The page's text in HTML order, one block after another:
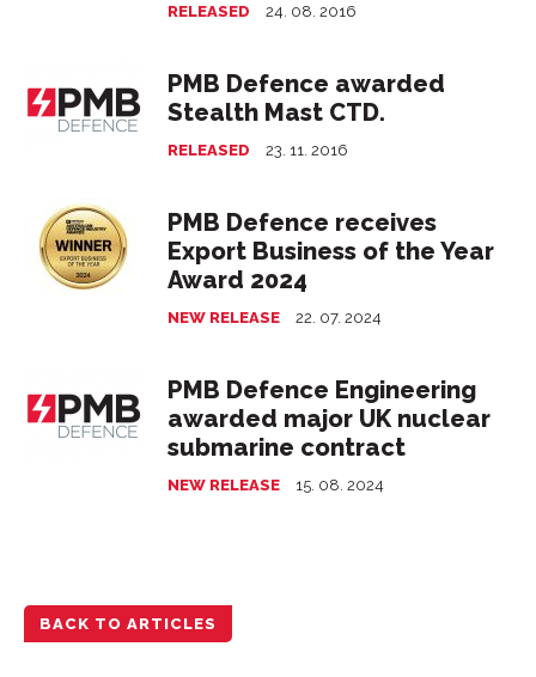
RELEASED 24. 08. 2016
PMB Defence awarded
Stealth Mast CTD.
RELEASED 23. 11. 2016
PMB Defence receives
Export Business of the Year
Award 2024
NEW RELEASE 22. 07. 2024
PMB Defence Engineering
awarded major UK nuclear
submarine contract
NEW RELEASE 15. 08. 2024
BACK TO ARTICLES